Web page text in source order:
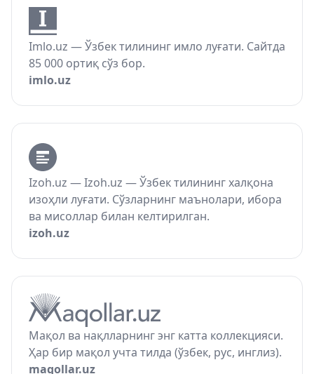
Imlo.uz — Ўзбек тилининг имло луғати. Сайтда
85 000 ортиқ сўз бор.
imlo.uz
Izoh.uz — Izoh.uz — Ўзбек тилининг халқона
изоҳли луғати. Сўзларнинг маънолари, ибора
ва мисоллар билан келтирилган.
izoh.uz
Мақол ва нақлларнинг энг катта коллекцияси.
Ҳар бир мақол учта тилда (ўзбек, рус, инглиз).
maqollar.uz